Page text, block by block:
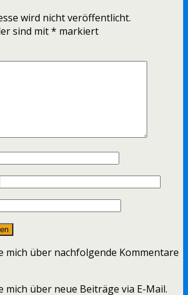
wird nicht veröffentlicht.
sind mit* markiert
mich über nachfolgende Kommentare
mich über neue Beiträge via E-Mail.